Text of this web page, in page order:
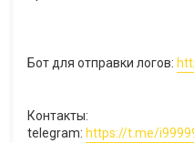
Бот для отправки логов:
Контакты:
telegram: https://t.me/